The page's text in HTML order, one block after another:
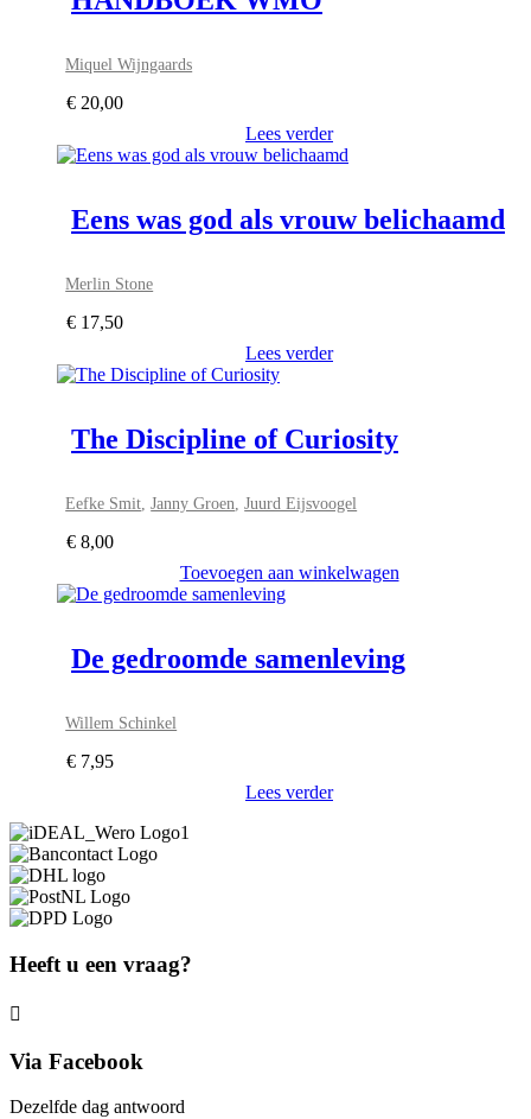
Miquel Wijngaards
€ 20,00
Lees verder
Eens was god als vrouw belichaamd
Merlin Stone
€ 17,50
Lees verder
The Discipline of Curiosity
Eefke Smit,Janny Groen,Juurd Eijsvoogel
€ 8,00
Toevoegen aan winkelwagen
De gedroomde samenleving
Willem Schinkel
€ 7,95
Lees verder
Heeft u een vraag?
Via Facebook
Dezelfde dag antwoord